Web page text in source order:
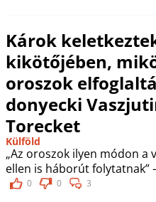
Károk
kikötőjében,
oroszok
donyecki
Torecket
Külföld
„Az oroszok ilyen módon a
ellen is háborút folytatnak”
0 0 3